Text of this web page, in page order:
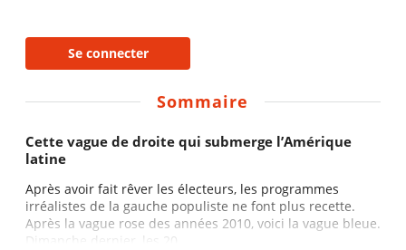
Se connecter
Sommaire
Cette vague de droite qui submerge l’Amérique
latine
Après avoir fait rêver les électeurs, les programmes
irréalistes de la gauche populiste ne font plus recette.
Après la vague rose des années 2010, voici la vague bleue.
Dimanche dernier, les 20...